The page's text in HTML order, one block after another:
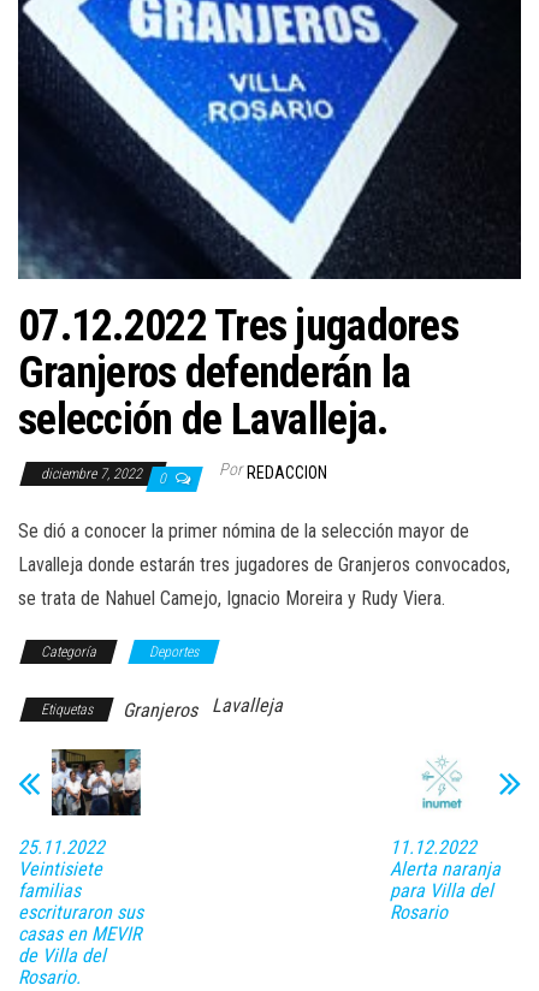
07.12.2022 Tres jugadores
Granjeros defenderán la
selección de Lavalleja.
diciembre 7, 2022 0 Por REDACCION
Se dió a conocer la primer nómina de la selección mayor de
Lavalleja donde estarán tres jugadores de Granjeros convocados,
se trata de Nahuel Camejo, Ignacio Moreira y Rudy Viera.
Categoría Deportes
Etiquetas Granjeros Lavalleja
25.11.2022
Veintisiete
familias
escrituraron sus
casas en MEVIR
de Villa del
Rosario.
11.12.2022
Alerta naranja
para Villa del
Rosario